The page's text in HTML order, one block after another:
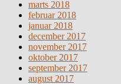
marts 2018
februar 2018
januar 2018
december 2017
november 2017
oktober 2017
september 2017
august 2017